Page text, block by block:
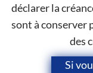
déclarer la
sont à conserver
des
Si